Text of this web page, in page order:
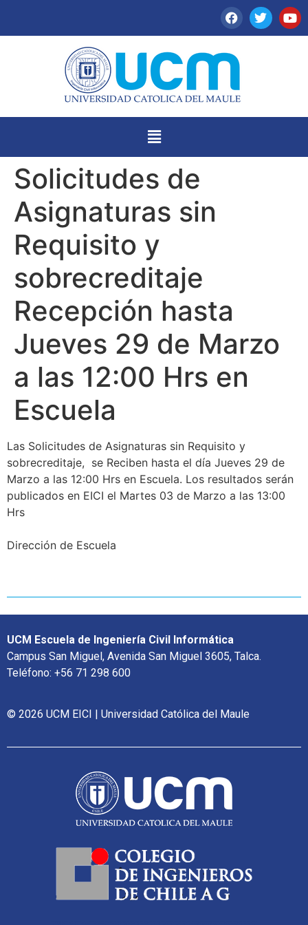
Solicitudes de
Asignaturas sin
Requisito y
sobrecreditaje
Recepción hasta
Jueves 29 de Marzo
a las 12:00 Hrs en
Escuela
Las Solicitudes de Asignaturas sin Requisito y
sobrecreditaje, se Reciben hasta el día Jueves 29 de
Marzo a las 12:00 Hrs en Escuela. Los resultados serán
publicados en EICI el Martes 03 de Marzo a las 13:00
Hrs
Dirección de Escuela
UCM Escuela de Ingeniería Civil Informática
Campus San Miguel, Avenida San Miguel 3605, Talca.
Teléfono: +56 71 298 600
© 2026 UCM EICI | Universidad Católica del Maule